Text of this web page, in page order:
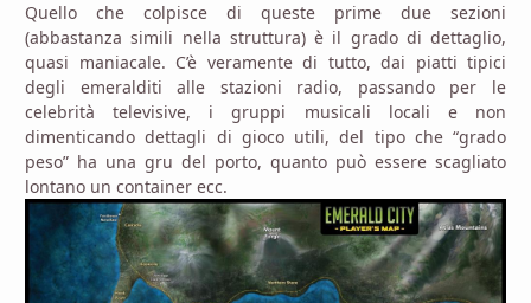
Quello che colpisce di queste prime due sezioni
(abbastanza simili nella struttura) è il grado di dettaglio,
quasi maniacale. C’è veramente di tutto, dai piatti tipici
degli emeralditi alle stazioni radio, passando per le
celebrità televisive, i gruppi musicali locali e non
dimenticando dettagli di gioco utili, del tipo che “grado
peso” ha una gru del porto, quanto può essere scagliato
lontano un container ecc.